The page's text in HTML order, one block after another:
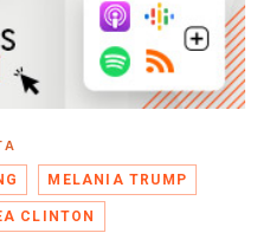
MELANIA TRUMP
CLINTON